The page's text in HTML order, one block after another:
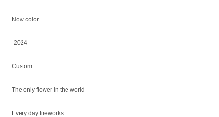
New color
-2024
Custom
The only flower in the world
Every day fireworks